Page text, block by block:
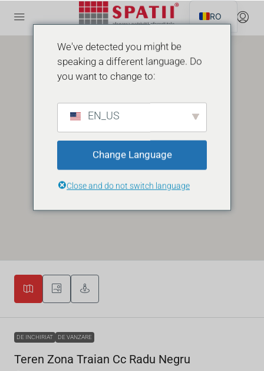
DE INCHIRIAT DE VANZARE
Teren Zona Traian Cc Radu Negru
We've detected you might be
speaking a different language. Do
you want to change to:
EN_US
Change Language
Close and do not switch language
RO